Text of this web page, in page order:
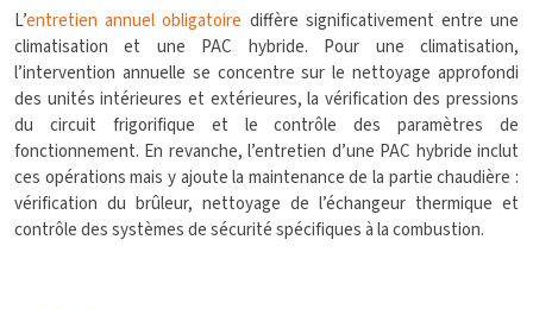
L’entretien annuel obligatoire diffère significativement entre une
climatisation et une PAC hybride. Pour une climatisation,
l’intervention annuelle se concentre sur le nettoyage approfondi
des unités intérieures et extérieures, la vérification des pressions
du circuit frigorifique et le contrôle des paramètres de
fonctionnement. En revanche, l’entretien d’une PAC hybride inclut
ces opérations mais y ajoute la maintenance de la partie chaudière :
vérification du brûleur, nettoyage de l’échangeur thermique et
contrôle des systèmes de sécurité spécifiques à la combustion.